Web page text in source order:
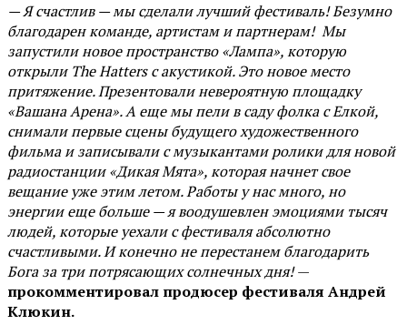
— Я счастлив — мы сделали лучший фестиваль! Безумно
благодарен команде, артистам и партнерам! Мы
запустили новое пространство «Лампа», которую
открыли The Hatters с акустикой. Это новое место
притяжение. Презентовали невероятную площадку
«Вашана Арена». А еще мы пели в саду фолка с Елкой,
снимали первые сцены будущего художественного
фильма и записывали с музыкантами ролики для новой
радиостанции «Дикая Мята», которая начнет свое
вещание уже этим летом. Работы у нас много, но
энергии еще больше — я воодушевлен эмоциями тысяч
людей, которые уехали с фестиваля абсолютно
счастливыми. И конечно не перестанем благодарить
Бога за три потрясающих солнечных дня!—
прокомментировал продюсер фестиваля Андрей
Клюкин.